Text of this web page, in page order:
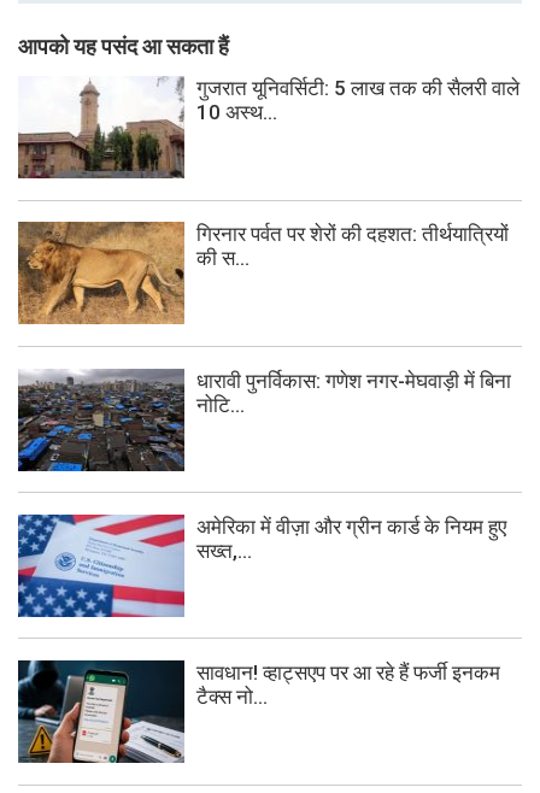
आपको यह पसंद आ सकता हैं
गुजरात यूनिवर्सिटी: 5 लाख तक की सैलरी वाले
10 अस्थ...
गिरनार पर्वत पर शेरों की दहशत: तीर्थयात्रियों
की स...
धारावी पुनर्विकास: गणेश नगर-मेघवाड़ी में बिना
नोटि...
अमेरिका में वीज़ा और ग्रीन कार्ड के नियम हुए
सख्त,...
सावधान! व्हाट्सएप पर आ रहे हैं फर्जी इनकम
टैक्स नो...